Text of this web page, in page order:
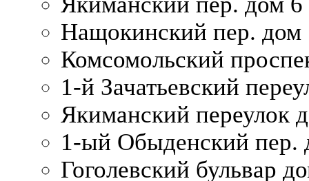
Нащокинский пер. дом
Комсомольский
1-й Зачатьевский
Якиманский переулок
1-ый Обыденский пер.
Гоголевский бульвар